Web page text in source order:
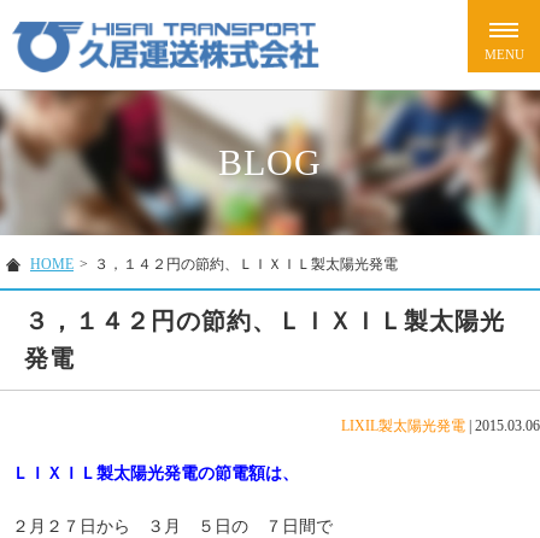
BLOG
HOME > ３，１４２円の節約、ＬＩＸＩＬ製太陽光発電
３，１４２円の節約、ＬＩＸＩＬ製太陽光
発電
LIXIL製太陽光発電 2015.03.06
ＬＩＸＩＬ製太陽光発電の節電額は、
２月２７日から ３月 ５日の ７日間で